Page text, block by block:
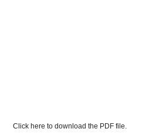
Click here to download the PDF file.